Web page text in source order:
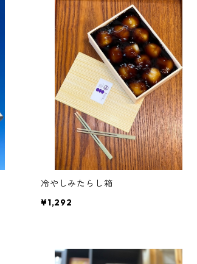
冷やしみたらし箱
¥1,292